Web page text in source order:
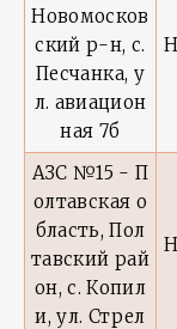
Новомосков
ский р-н, с.
Песчанка, у
л. авиацион
ная 7б
АЗС №15 - П
олтавская о
бласть, Пол
тавский рай
он, с. Копил
и, ул. Стрел